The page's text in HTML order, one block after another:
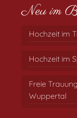
Neu im
Hochzeit im
Hochzeit im
Freie
Wuppertal